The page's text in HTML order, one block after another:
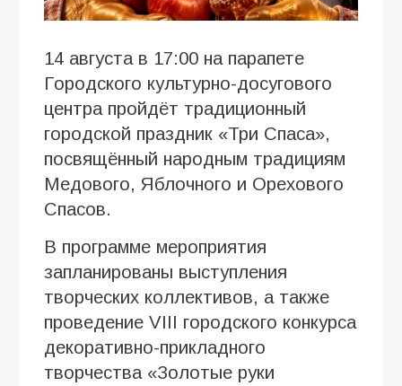
14 августа в 17:00 на парапете
Городского культурно-досугового
центра пройдёт традиционный
городской праздник «Три Спаса»,
посвящённый народным традициям
Медового, Яблочного и Орехового
Спасов.
В программе мероприятия
запланированы выступления
творческих коллективов, а также
проведение VIII городского конкурса
декоративно-прикладного
творчества «Золотые руки